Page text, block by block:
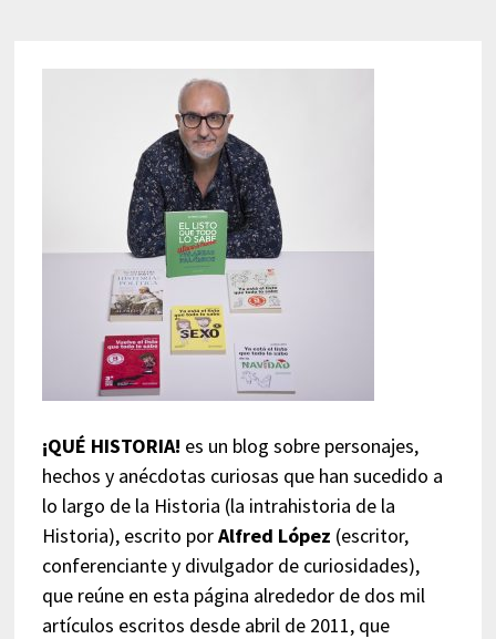
¡QUÉ HISTORIA! es un blog sobre personajes,
hechos y anécdotas curiosas que han sucedido a
lo largo de la Historia (la intrahistoria de la
Historia), escrito porAlfred López (escritor,
conferenciante y divulgador de curiosidades),
que reúne en esta página alrededor de dos mil
artículos escritos desde abril de 2011, que